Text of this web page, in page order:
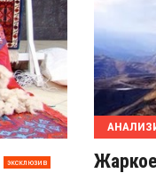
эксклюзив